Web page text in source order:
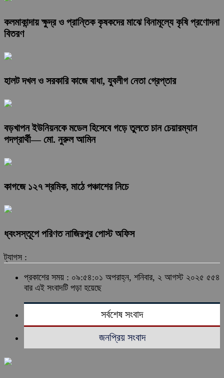
কলমাকান্দায় ক্ষুদ্র ও প্রান্তিক কৃষকদের মাঝে বিনামূল্যে কৃষি প্রণোদনা
বিতরণ
হালট দখল ও সরকারি কাজে বাধা, যুবলীগ নেতা গ্রেপ্তার
বড়খাপন ইউনিয়নকে মডেল হিসেবে গড়ে তুলতে চান চেয়ারম্যান
পদপ্রার্থী— মো. নুরুল আমিন
কাগজে ১২৭ শ্রমিক, মাঠে পঞ্চাশের নিচে
ধ্বংসস্তূপে পরিণত নাজিরপুর পোস্ট অফিস
ট্যাগস :
প্রকাশের সময় : ০৯:৫৪:০১ অপরাহ্ন, শনিবার, ২ আগস্ট ২০২৫ ৫৫৪
বার এই সংবাদটি পড়া হয়েছে
সর্বশেষ সংবাদ
জনপ্রিয় সংবাদ